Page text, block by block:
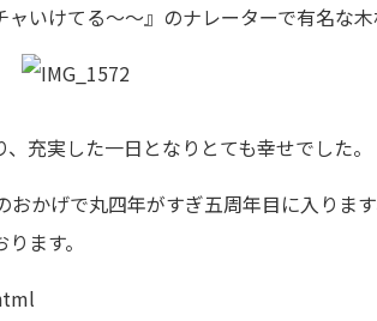
いけてる〜〜』のナレーターで有名な
充実した一日となりとても幸せでした。
おかげで丸四年がすぎ五周年目に入り
ます。